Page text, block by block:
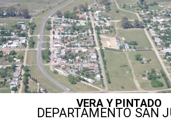
VERA Y PINTADO
DEPARTAMENTO SAN